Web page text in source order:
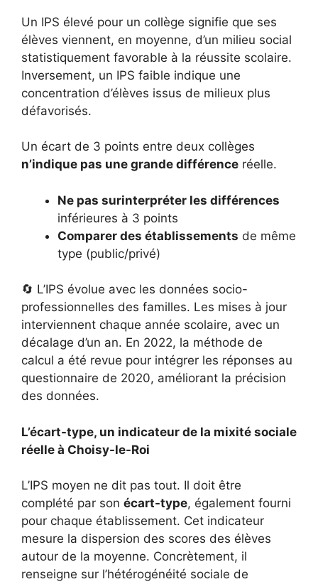
Un IPS élevé pour un collège signifie que ses
élèves viennent, en moyenne, d’un milieu social
statistiquement favorable à la réussite scolaire.
Inversement, un IPS faible indique une
concentration d’élèves issus de milieux plus
défavorisés.
Un écart de 3 points entre deux collèges
n’indique pas une grande différence réelle.
Ne pas surinterpréter les différences
inférieures à 3 points
Comparer des établissements de même
type (public/privé)
🔄 L’IPS évolue avec les données socio-
professionnelles des familles. Les mises à jour
interviennent chaque année scolaire, avec un
décalage d’un an. En 2022, la méthode de
calcul a été revue pour intégrer les réponses au
questionnaire de 2020, améliorant la précision
des données.
L’écart-type, un indicateur de la mixité sociale
réelle à Choisy-le-Roi
L’IPS moyen ne dit pas tout. Il doit être
complété par son écart-type, également fourni
pour chaque établissement. Cet indicateur
mesure la dispersion des scores des élèves
autour de la moyenne. Concrètement, il
renseigne sur l’hétérogénéité sociale de